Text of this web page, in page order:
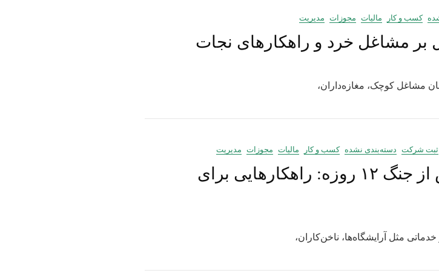
کسب و کار مالیات مجوزات مدیریت
مشاغل کوچک، مغازه‌داران،
ثبت شرکت دسته‌بندی نشده کسب و کار مالیات مجوزات مدیریت
بازسازی در بازار زیبایی ایران پس از جنگ ۱۲ روزه: راهکارهایی برای